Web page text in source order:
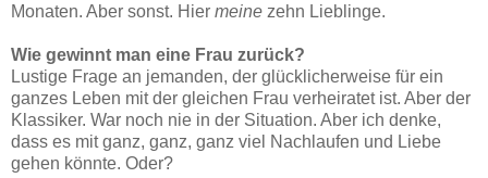
Monaten. Aber sonst. Hier meine zehn Lieblinge.
Wie gewinnt man eine Frau zurück?
Lustige Frage an jemanden, der glücklicherweise für ein
ganzes Leben mit der gleichen Frau verheiratet ist. Aber der
Klassiker. War noch nie in der Situation. Aber ich denke,
dass es mit ganz, ganz, ganz viel Nachlaufen und Liebe
gehen könnte. Oder?